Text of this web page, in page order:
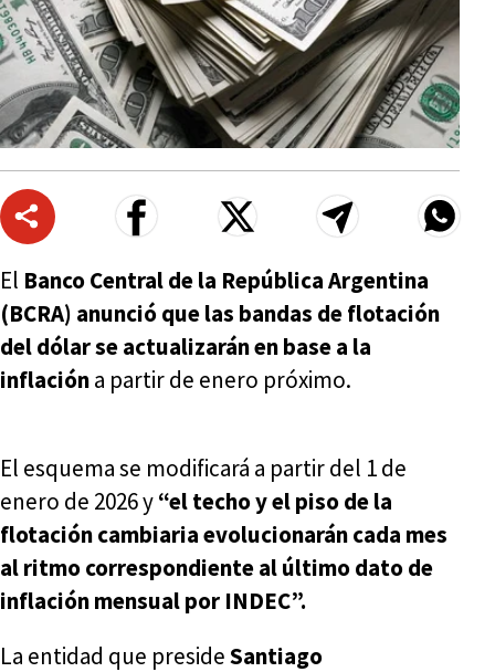
El Banco Central de la República Argentina
(BCRA) anunció que las bandas de flotación
del dólar se actualizarán en base a la
inflacióna partir de enero próximo.
El esquema se modificará a partir del 1 de
enero de 2026 y“el techo y el piso de la
flotación cambiaria evolucionarán cada mes
al ritmo correspondiente al último dato de
inflación mensual por INDEC”.
La entidad que presideSantiago